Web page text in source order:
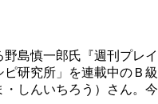
発している野島慎一郎氏
島慎一郎氏『週刊プレイ
研究所」を連載中のＢ級
しんいちろう）さん。今